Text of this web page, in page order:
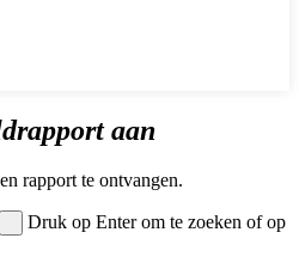
aan
​​rapport te ontvangen.
Druk op Enter om te zoeken of op